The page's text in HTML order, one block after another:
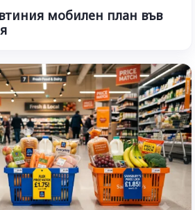
мобилен план във